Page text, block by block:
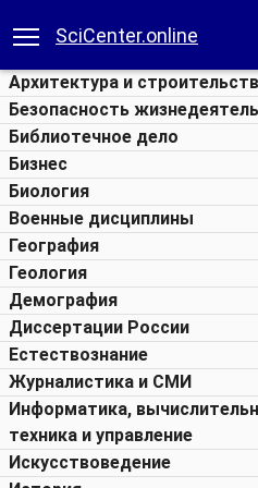
SciCenter.online
Архитектура и
Безопасность
Библиотечное дело
Бизнес
Биология
Военные дисциплины
География
Геология
Демография
Диссертации России
Естествознание
Журналистика и СМИ
Информатика,
техника и управление
Искусствоведение